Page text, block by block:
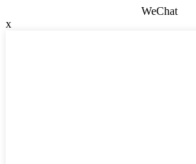
WeChat
x